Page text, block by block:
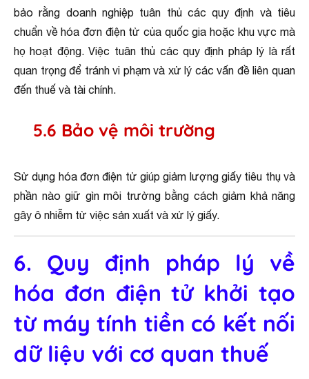
bảo rằng doanh nghiệp tuân thủ các quy định và tiêu
chuẩn về hóa đơn điện tử của quốc gia hoặc khu vực mà
họ hoạt động. Việc tuân thủ các quy định pháp lý là rất
quan trọng để tránh vi phạm và xử lý các vấn đề liên quan
đến thuế và tài chính.
5.6 Bảo vệ môi trường
Sử dụng hóa đơn điện tử giúp giảm lượng giấy tiêu thụ và
phần nào giữ gìn môi trường bằng cách giảm khả năng
gây ô nhiễm từ việc sản xuất và xử lý giấy.
6. Quy định pháp lý về
hóa đơn điện tử khởi tạo
từ máy tính tiền có kết nối
dữ liệu với cơ quan thuế